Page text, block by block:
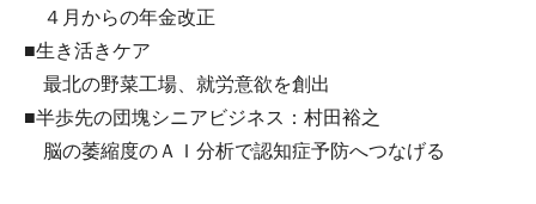
４月からの年金改正
■生き活きケア
最北の野菜工場、就労意欲を創出
■半歩先の団塊シニアビジネス：村田裕之
脳の萎縮度のＡＩ分析で認知症予防へつなげる